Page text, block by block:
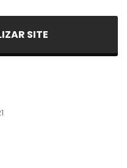
SITE